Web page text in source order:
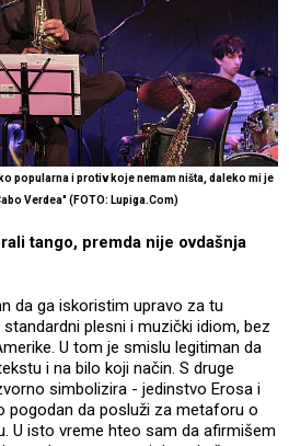
popularna i protiv koje nemam ništa, daleko mi je
Verdea" (FOTO: Lupiga.Com)
tango, premda nije ovdašnja
da ga iskoristim upravo za tu
plesni i muzički idiom, bez
U tom je smislu legitiman da
i na bilo koji način. S druge
simbolizira - jedinstvo Erosa i
pogodan da posluži za metaforu o
U isto vreme hteo sam da afirmišem